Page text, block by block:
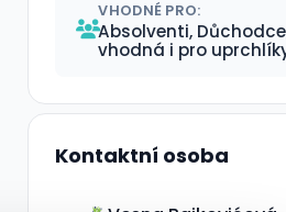
VHODNÉ PRO:
Absolventi,
vhodná i pro
Kontaktní osoba